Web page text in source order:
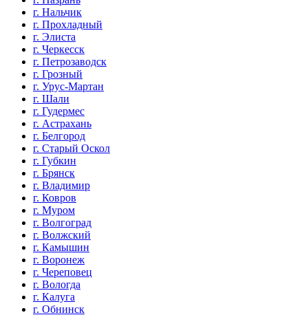
г. Нальчик
г. Прохладный
г. Элиста
г. Черкесск
г. Петрозаводск
г. Грозный
г. Урус-Мартан
г. Шали
г. Гудермес
г. Астрахань
г. Белгород
г. Старый Оскол
г. Губкин
г. Брянск
г. Владимир
г. Ковров
г. Муром
г. Волгоград
г. Волжский
г. Камышин
г. Воронеж
г. Череповец
г. Вологда
г. Калуга
г. Обнинск